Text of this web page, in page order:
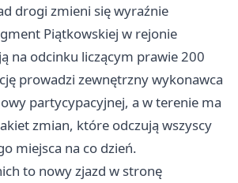
drogi zmieni się wyraźnie
Piątkowskiej w rejonie
na odcinku liczącym prawie 200
prowadzi zewnętrzny wykonawca
partycypacyjnej, a w terenie ma
zmian, które odczują wszyscy
miejsca na co dzień.
to nowy zjazd w stronę